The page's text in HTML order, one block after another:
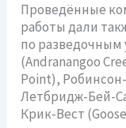
Проведённые
работы дали
по разведочным
(Andranangoo
Point),
Летбридж-Бей-
Крик-Вест